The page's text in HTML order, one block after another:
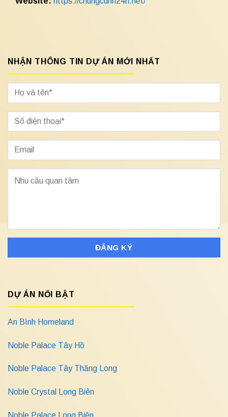
NHẬN THÔNG TIN DỰ ÁN MỚI NHẤT
DỰ ÁN NỔI BẬT
An Bình Homeland
Noble Palace Tây Hồ
Noble Palace Tây Thăng Long
Noble Crystal Long Biên
Noble Palace Long Biên